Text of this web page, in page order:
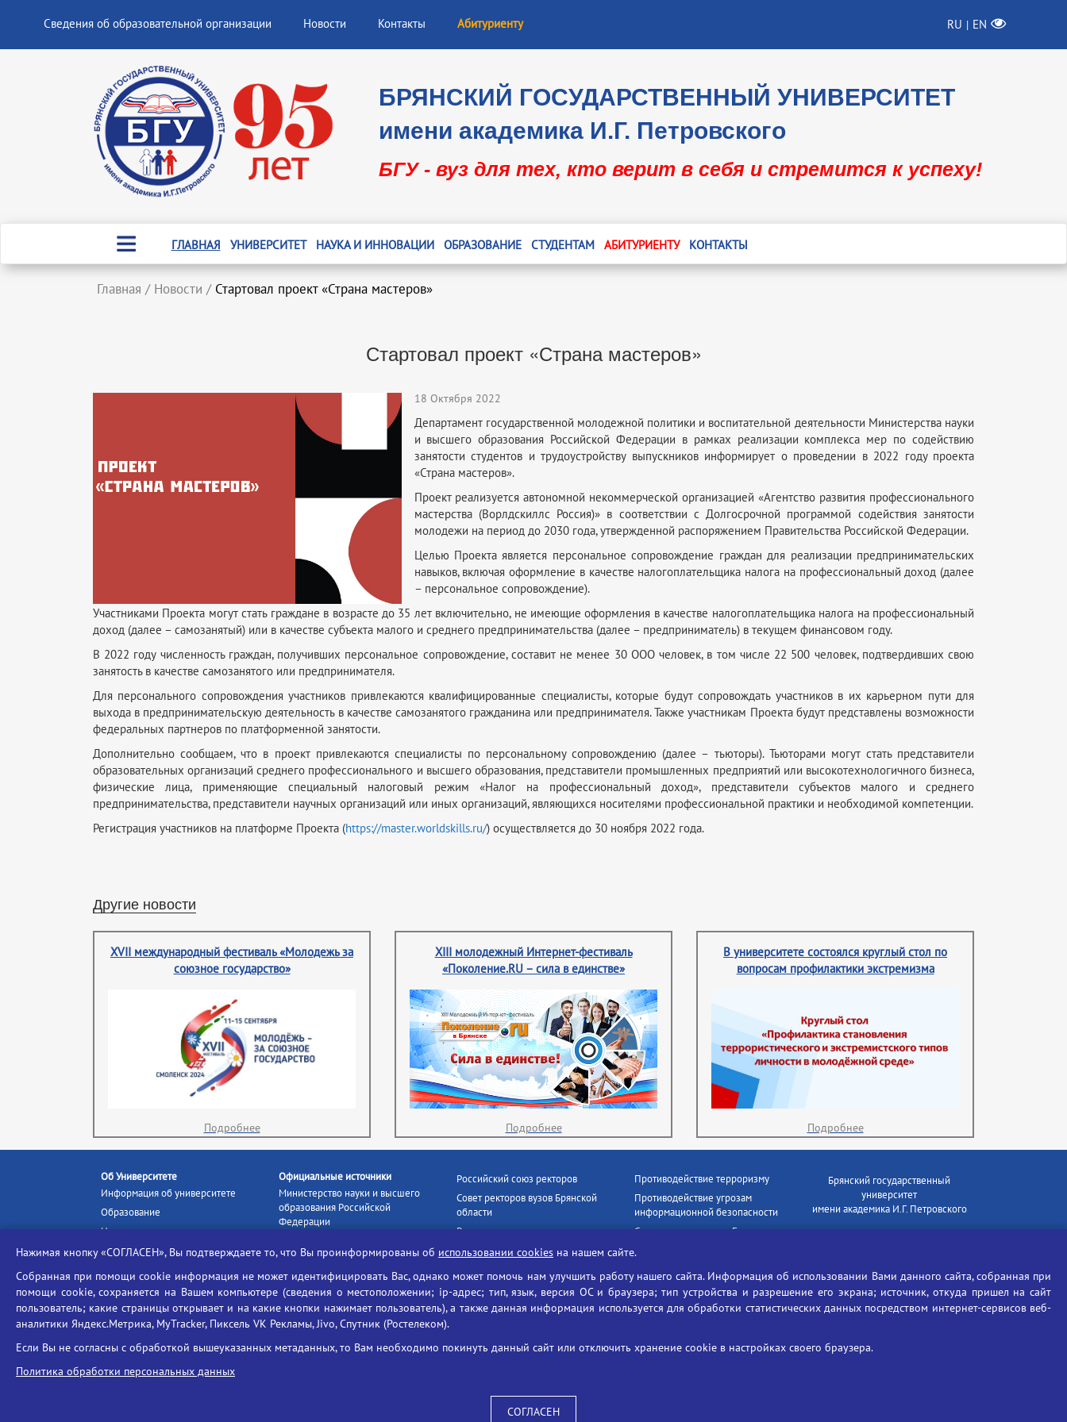
Сведения об образовательной организации Новости Контакты Абитуриенту RU | EN
БРЯНСКИЙ ГОСУДАРСТВЕННЫЙ УНИВЕРСИТЕТ
имени академика И.Г. Петровского
БГУ - вуз для тех, кто верит в себя и стремится к успеху!
ГЛАВНАЯ УНИВЕРСИТЕТ НАУКА И ИННОВАЦИИ ОБРАЗОВАНИЕ СТУДЕНТАМ АБИТУРИЕНТУ КОНТАКТЫ
Главная / Новости / Стартовал проект «Страна мастеров»
Стартовал проект «Страна мастеров»
18 Октября 2022
Департамент государственной молодежной политики и воспитательной деятельности Министерства науки
и высшего образования Российской Федерации в рамках реализации комплекса мер по содействию
занятости студентов и трудоустройству выпускников информирует о проведении в 2022 году проекта
«Страна мастеров».
Проект реализуется автономной некоммерческой организацией «Агентство развития профессионального
мастерства (Ворлдскиллс Россия)» в соответствии с Долгосрочной программой содействия занятости
молодежи на период до 2030 года, утвержденной распоряжением Правительства Российской Федерации.
Целью Проекта является персональное сопровождение граждан для реализации предпринимательских
навыков, включая оформление в качестве налогоплательщика налога на профессиональный доход (далее
– персональное сопровождение).
Участниками Проекта могут стать граждане в возрасте до 35 лет включительно, не имеющие оформления в качестве налогоплательщика налога на профессиональный
доход (далее – самозанятый) или в качестве субъекта малого и среднего предпринимательства (далее – предприниматель) в текущем финансовом году.
В 2022 году численность граждан, получивших персональное сопровождение, составит не менее 30 ООО человек, в том числе 22 500 человек, подтвердивших свою
занятость в качестве самозанятого или предпринимателя.
Для персонального сопровождения участников привлекаются квалифицированные специалисты, которые будут сопровождать участников в их карьерном пути для
выхода в предпринимательскую деятельность в качестве самозанятого гражданина или предпринимателя. Также участникам Проекта будут представлены возможности
федеральных партнеров по платформенной занятости.
Дополнительно сообщаем, что в проект привлекаются специалисты по персональному сопровождению (далее – тьюторы). Тьюторами могут стать представители
образовательных организаций среднего профессионального и высшего образования, представители промышленных предприятий или высокотехнологичного бизнеса,
физические лица, применяющие специальный налоговый режим «Налог на профессиональный доход», представители субъектов малого и среднего
предпринимательства, представители научных организаций или иных организаций, являющихся носителями профессиональной практики и необходимой компетенции.
Регистрация участников на платформе Проекта (https://master.worldskills.ru/) осуществляется до 30 ноября 2022 года.
Другие новости
XVII международный фестиваль «Молодежь за
союзное государство»
Подробнее
XIII молодежный Интернет-фестиваль
«Поколение.RU – сила в единстве»
Подробнее
В университете состоялся круглый стол по
вопросам профилактики экстремизма
Подробнее
Об Университете
Информация об университете
Образование
Наука и инновации
Абитуриенту
Ассоциация выпускников
Центр тестирования
иностранных граждан
Конкурс на замещение
должностей научно-
педагогических работников
Официальные источники
Министерство науки и высшего
образования Российской
Федерации
Портал «Российское
образование»
Единое окно информационных
ресурсов
Единая коллекция цифровых
образовательных ресурсов
Российский союз ректоров
Совет ректоров вузов Брянской
области
Росстудцентр
Наши партнёры
Портал «Русский язык»
Учительская газета
Единый портал государственных
Противодействие терроризму
Противодействие угрозам
информационной безопасности
Социальные ролики - Генеральная
БГУ против наркотиков
Брянский государственный
университет
имени академика И.Г. Петровского
Телефон: +7(4832)58-90-85
Нажимая кнопку «СОГЛАСЕН», Вы подтверждаете то, что Вы проинформированы об использовании cookies на нашем сайте.
Собранная при помощи cookie информация не может идентифицировать Вас, однако может помочь нам улучшить работу нашего сайта. Информация об использовании Вами данного сайта, собранная при
помощи cookie, сохраняется на Вашем компьютере (сведения о местоположении; ip-адрес; тип, язык, версия ОС и браузера; тип устройства и разрешение его экрана; источник, откуда пришел на сайт
пользователь; какие страницы открывает и на какие кнопки нажимает пользователь), а также данная информация используется для обработки статистических данных посредством интернет-сервисов веб-
аналитики Яндекс.Метрика, MyTracker, Пиксель VK Рекламы, Jivo, Спутник (Ростелеком).
Если Вы не согласны с обработкой вышеуказанных метаданных, то Вам необходимо покинуть данный сайт или отключить хранение cookie в настройках своего браузера.
Политика обработки персональных данных
СОГЛАСЕН